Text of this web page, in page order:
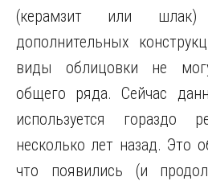
(керамзит или шлак)
дополнительных
виды облицовки не
общего ряда. Сейчас
используется гораздо
несколько лет назад. Это
что появились (и